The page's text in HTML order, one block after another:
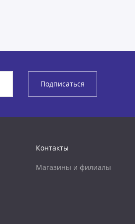
Подписаться
Контакты
Магазины и филиалы